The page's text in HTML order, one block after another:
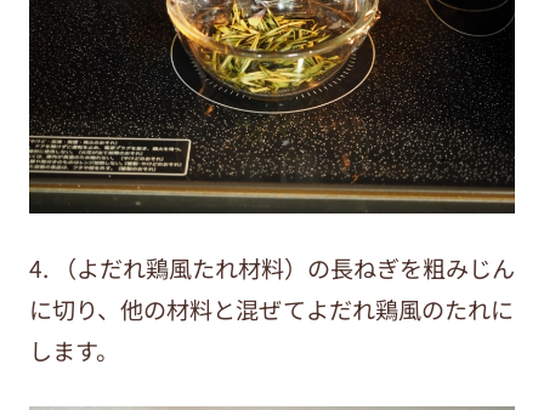
4. （よだれ鶏風たれ材料）の長ねぎを粗みじん
に切り、他の材料と混ぜてよだれ鶏風のたれに
します。